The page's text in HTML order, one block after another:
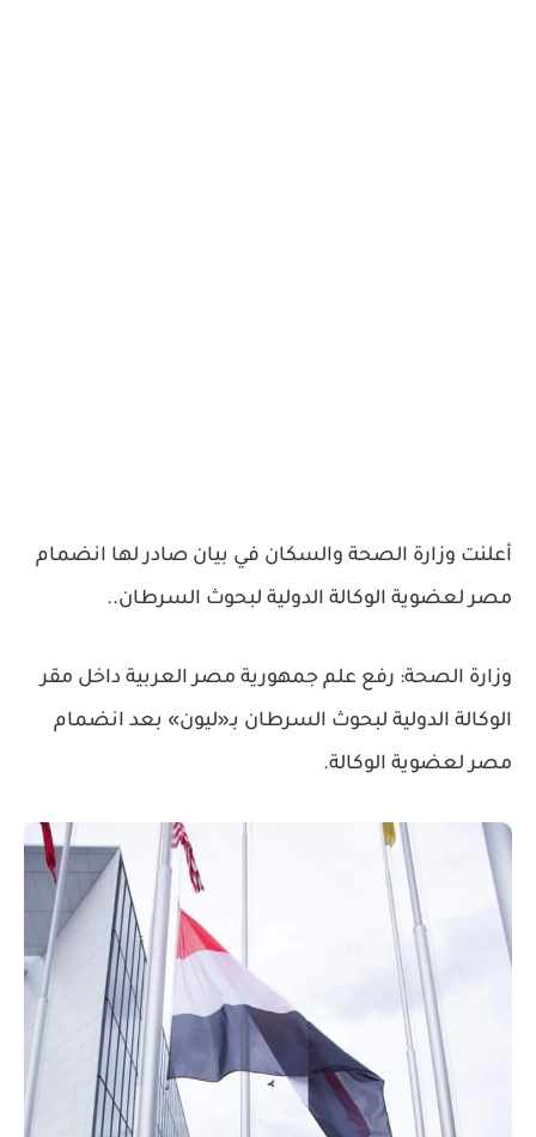
أعلنت وزارة الصحة والسكان في بيان صادر لها انضمام
مصر لعضوية الوكالة الدولية لبحوث السرطان..
وزارة الصحة: رفع علم جمهورية مصر العربية داخل مقر
الوكالة الدولية لبحوث السرطان بـ«ليون» بعد انضمام
مصر لعضوية الوكالة.